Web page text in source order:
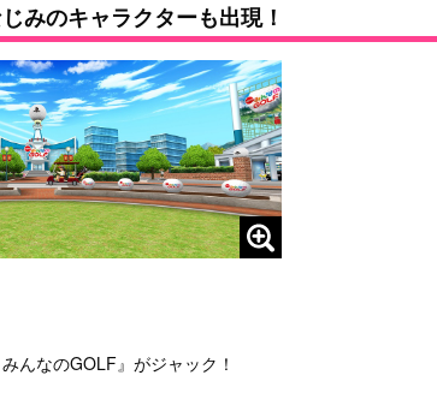
みのキャラクターも出現！
んなのGOLF』がジャック！